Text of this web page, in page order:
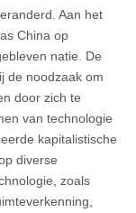
Aan het
China op
natie. De
de noodzaak om
door zich te
van technologie
kapitalistische
diverse
zoals